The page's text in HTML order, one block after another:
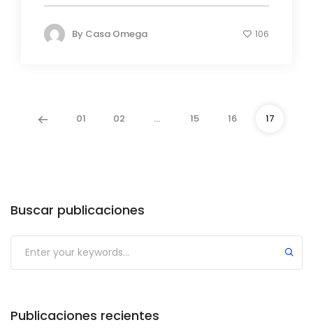
By Casa Omega 106
01 02 … 15 16 17
Buscar publicaciones
Publicaciones recientes